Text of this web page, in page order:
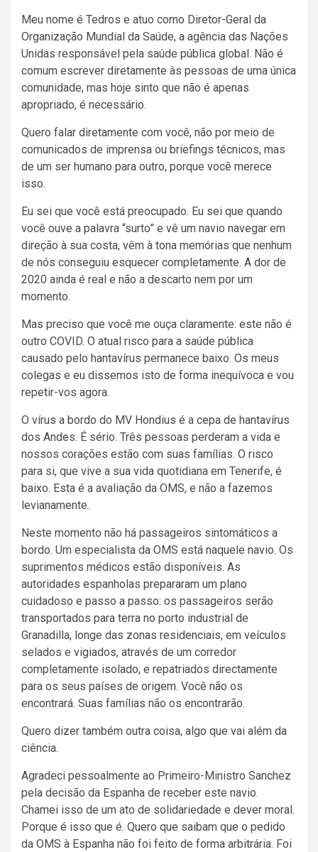
Meu nome é Tedros e atuo como Diretor-Geral da
Organização Mundial da Saúde, a agência das Nações
Unidas responsável pela saúde pública global. Não é
comum escrever diretamente às pessoas de uma única
comunidade, mas hoje sinto que não é apenas
apropriado, é necessário.
Quero falar diretamente com você, não por meio de
comunicados de imprensa ou briefings técnicos, mas
de um ser humano para outro, porque você merece
isso.
Eu sei que você está preocupado. Eu sei que quando
você ouve a palavra “surto” e vê um navio navegar em
direção à sua costa, vêm à tona memórias que nenhum
de nós conseguiu esquecer completamente. A dor de
2020 ainda é real e não a descarto nem por um
momento.
Mas preciso que você me ouça claramente: este não é
outro COVID. O atual risco para a saúde pública
causado pelo hantavírus permanece baixo. Os meus
colegas e eu dissemos isto de forma inequívoca e vou
repetir-vos agora.
O vírus a bordo do MV Hondius é a cepa de hantavírus
dos Andes. É sério. Três pessoas perderam a vida e
nossos corações estão com suas famílias. O risco
para si, que vive a sua vida quotidiana em Tenerife, é
baixo. Esta é a avaliação da OMS, e não a fazemos
levianamente.
Neste momento não há passageiros sintomáticos a
bordo. Um especialista da OMS está naquele navio. Os
suprimentos médicos estão disponíveis. As
autoridades espanholas prepararam um plano
cuidadoso e passo a passo: os passageiros serão
transportados para terra no porto industrial de
Granadilla, longe das zonas residenciais, em veículos
selados e vigiados, através de um corredor
completamente isolado, e repatriados directamente
para os seus países de origem. Você não os
encontrará. Suas famílias não os encontrarão.
Quero dizer também outra coisa, algo que vai além da
ciência.
Agradeci pessoalmente ao Primeiro-Ministro Sanchez
pela decisão da Espanha de receber este navio.
Chamei isso de um ato de solidariedade e dever moral.
Porque é isso que é. Quero que saibam que o pedido
da OMS à Espanha não foi feito de forma arbitrária. Foi